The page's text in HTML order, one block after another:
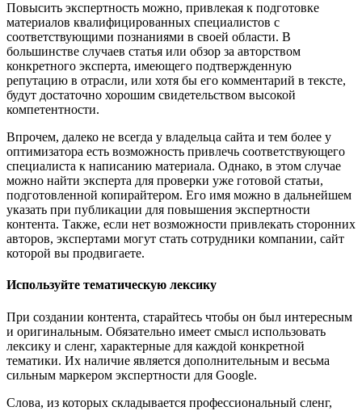
Повысить экспертность можно, привлекая к подготовке
материалов квалифицированных специалистов с
соответствующими познаниями в своей области. В
большинстве случаев статья или обзор за авторством
конкретного эксперта, имеющего подтвержденную
репутацию в отрасли, или хотя бы его комментарий в тексте,
будут достаточно хорошим свидетельством высокой
компетентности.
Впрочем, далеко не всегда у владельца сайта и тем более у
оптимизатора есть возможность привлечь соответствующего
специалиста к написанию материала. Однако, в этом случае
можно найти эксперта для проверки уже готовой статьи,
подготовленной копирайтером. Его имя можно в дальнейшем
указать при публикации для повышения экспертности
контента. Также, если нет возможности привлекать сторонних
авторов, экспертами могут стать сотрудники компании, сайт
которой вы продвигаете.
Используйте тематическую лексику
При создании контента, старайтесь чтобы он был интересным
и оригинальным. Обязательно имеет смысл использовать
лексику и сленг, характерные для каждой конкретной
тематики. Их наличие является дополнительным и весьма
сильным маркером экспертности для Google.
Слова, из которых складывается профессиональный сленг,